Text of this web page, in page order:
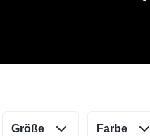
Größe Farbe